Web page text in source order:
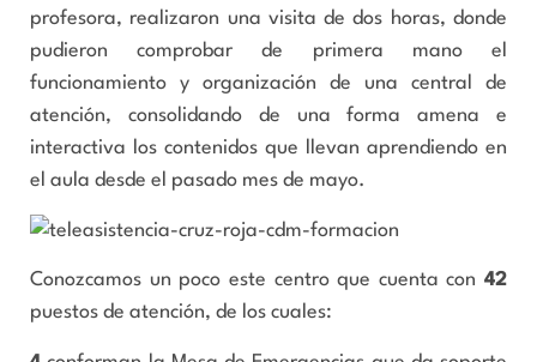
profesora, realizaron una visita de dos horas, donde
pudieron comprobar de primera mano el
funcionamiento y organización de una central de
atención, consolidando de una forma amena e
interactiva los contenidos que llevan aprendiendo en
el aula desde el pasado mes de mayo.
Conozcamos un poco este centro que cuenta con 42
puestos de atención, de los cuales: